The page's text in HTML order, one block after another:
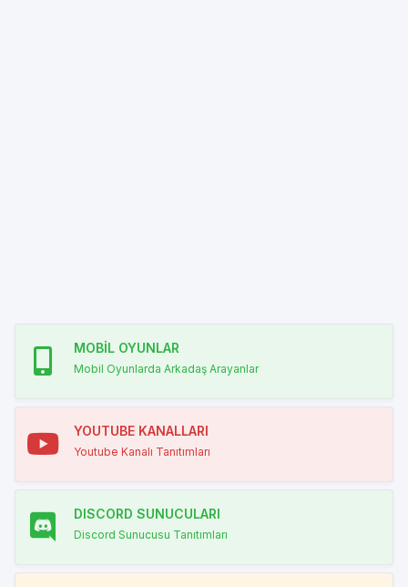
MOBİL OYUNLAR
Mobil Oyunlarda Arkadaş Arayanlar
YOUTUBE KANALLARI
Youtube Kanalı Tanıtımları
DISCORD SUNUCULARI
Discord Sunucusu Tanıtımları